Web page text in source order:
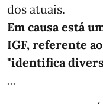
dos atuais.
Em causa está
IGF, referente
"identifica
...